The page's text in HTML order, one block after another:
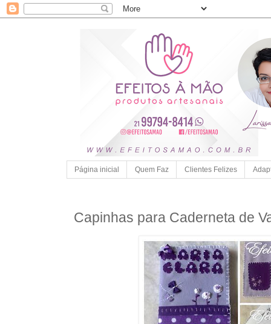
Página inicial Quem Faz Clientes Felizes
Capinhas para Caderneta de